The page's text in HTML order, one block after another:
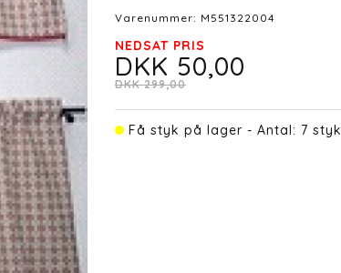
Varenummer: M551322004
NEDSAT PRIS
DKK 50,00
DKK 299,00
Få styk på lager - Antal: 7 styk